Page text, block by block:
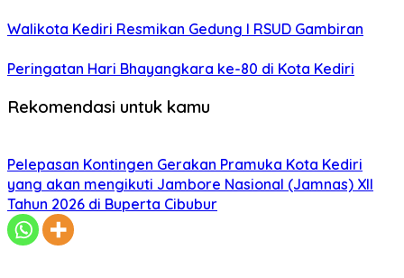
Walikota Kediri Resmikan Gedung I RSUD Gambiran
Peringatan Hari Bhayangkara ke-80 di Kota Kediri
Rekomendasi untuk kamu
Pelepasan Kontingen Gerakan Pramuka Kota Kediri
yang akan mengikuti Jambore Nasional (Jamnas) XII
Tahun 2026 di Buperta Cibubur